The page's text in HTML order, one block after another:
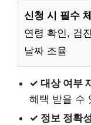
신청 시 필수
연령 확인, 검
날짜 조율
✓ 대상 여부
혜택 받을 수
✓ 정보 정확